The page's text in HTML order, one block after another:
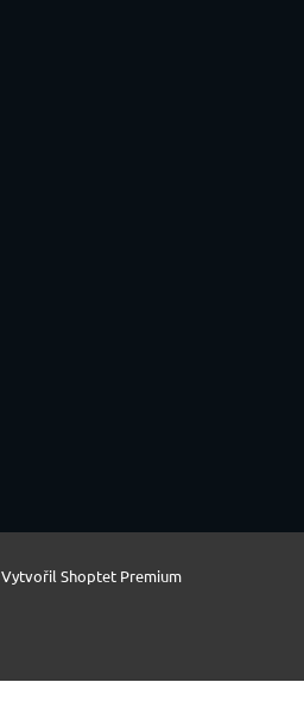
Vytvořil Shoptet Premium